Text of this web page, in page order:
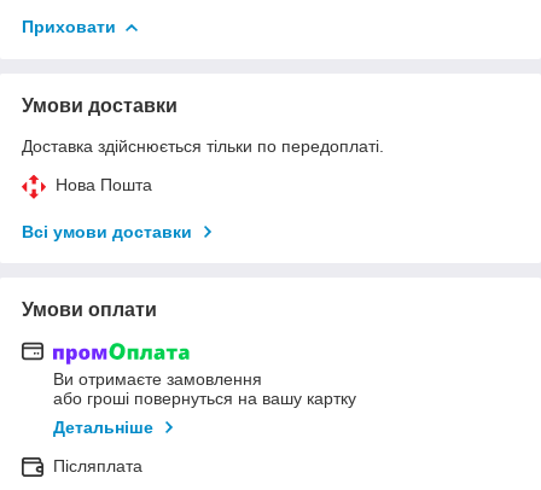
Приховати
Умови доставки
Доставка здійснюється тільки по передоплаті.
Нова Пошта
Всі умови доставки
Умови оплати
Ви отримаєте замовлення
або гроші повернуться на вашу картку
Детальніше
Післяплата